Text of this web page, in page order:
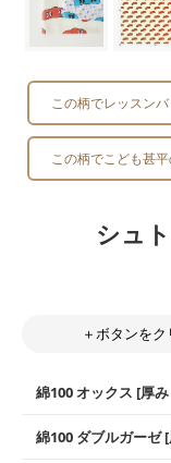
この柄でレッスン
この柄でこども甚
シュ
＋ボタンを
綿100 オックス [厚
綿100 ダブルガーゼ